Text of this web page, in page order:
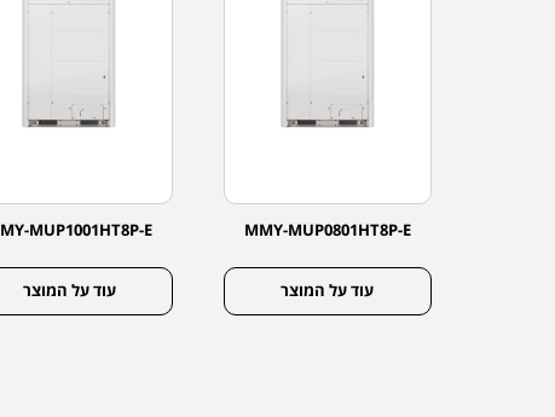
MMY-MUP0801HT8P-E
עוד על המוצר
MUP1001HT8P-E
עוד על המוצר